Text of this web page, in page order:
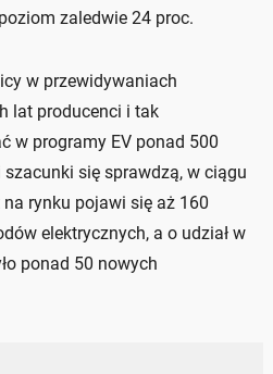
zaledwie 24 proc.
w przewidywaniach
lat producenci i tak
w programy EV ponad 500
się sprawdzą, w ciągu
rynku pojawi się aż 160
elektrycznych, a o udział w
ponad 50 nowych